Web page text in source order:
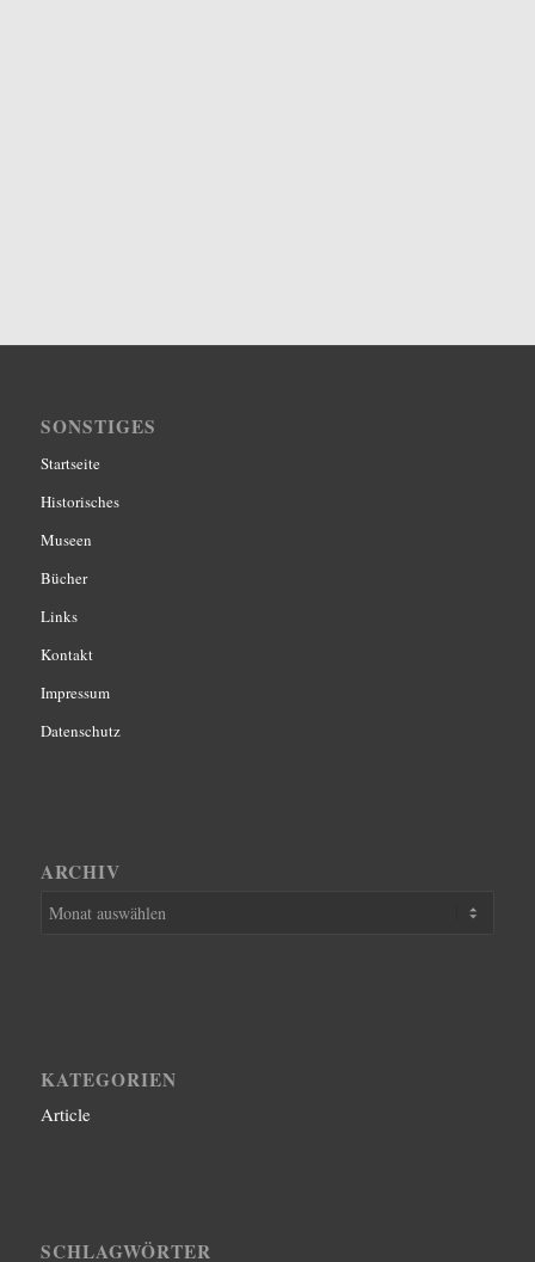
SONSTIGES
Startseite
Historisches
Museen
Bücher
Links
Kontakt
Impressum
Datenschutz
ARCHIV
KATEGORIEN
Article
SCHLAGWÖRTER